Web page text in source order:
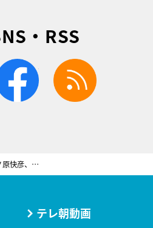
・RSS
facebook
井ノ原快彦、『帰れま10』初参戦！ブラマヨ小杉の木村拓哉回との違いにツッコミ
テレ朝動画